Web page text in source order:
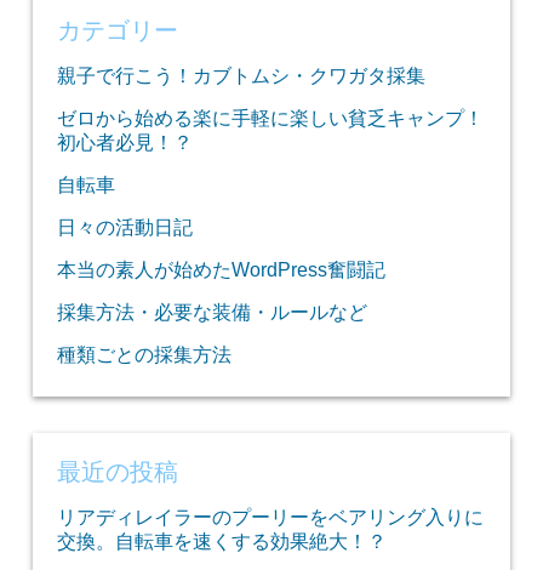
カテゴリー
親子で行こう！カブトムシ・クワガタ採集
ゼロから始める楽に手軽に楽しい貧乏キャンプ！
初心者必見！？
自転車
日々の活動日記
本当の素人が始めたWordPress奮闘記
採集方法・必要な装備・ルールなど
種類ごとの採集方法
最近の投稿
リアディレイラーのプーリーをベアリング入りに
交換。自転車を速くする効果絶大！？